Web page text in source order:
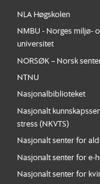
NLA Høgskolen
NMBU - Norges miljø-
universitet
NORSØK – Norsk
NTNU
Nasjonalbiblioteket
Nasjonalt
stress (NKVTS)
Nasjonalt senter for
Nasjonalt senter for e-
Nasjonalt senter for